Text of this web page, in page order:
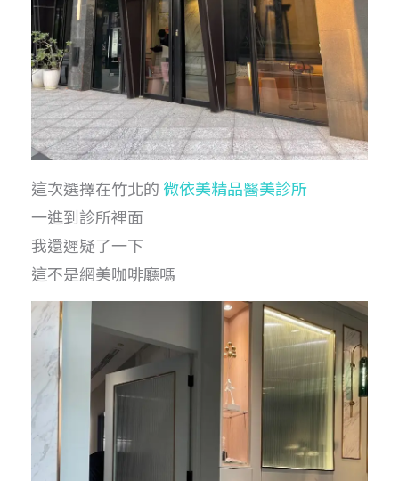
這次選擇在竹北的 微依美精品醫美診所
一進到診所裡面
我還遲疑了一下
這不是網美咖啡廳嗎